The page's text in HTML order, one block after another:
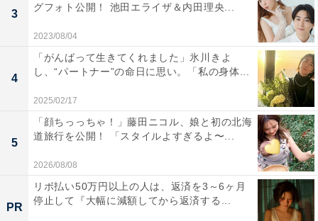
3
グフォト公開！ 池田エライザ＆内田理央...
2023/08/04
4
「がんばって生きてくれました」氷川きよ
し、“パートナー”の命日に思い。「私の身体...
2025/02/17
5
「顔ちっっちゃ！」藤田ニコル、娘と初の北海
道旅行を公開！ 「スタイルよすぎるよ〜...
2026/08/08
PR
リボ払い50万円以上の人は、返済を3～6ヶ月
停止して『大幅に減額してから返済する...